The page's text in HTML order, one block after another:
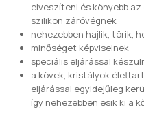
elveszíteni és könyebb
szilikon záróvégnek
nehezebben hajlik, törik,
minőséget képviselnek
speciális eljárással
a kövek, kristályok
eljárással egyidejűleg
így nehezebben esik ki a